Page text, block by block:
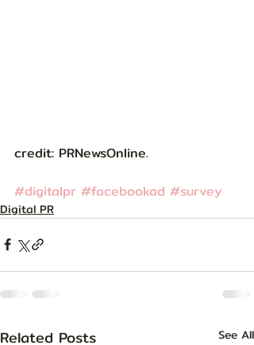
credit: PRNewsOnline.
#digitalpr #facebookad #survey
Digital PR
Related Posts See All